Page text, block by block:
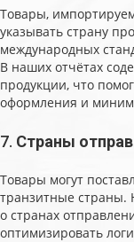
Товары,
указывать страну
международных
В наших отчётах
продукции, что
оформления и
7. Страны
Товары могут
транзитные
о странах
оптимизировать